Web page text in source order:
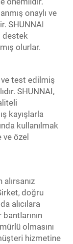
onaylı ve
SHUNNAI
destek
olurlar.
ve test edilmiş
SHUNNAI,
kayışlarla
kullanılmak
özel
doğru
alıcılara
olmasını
hizmetine